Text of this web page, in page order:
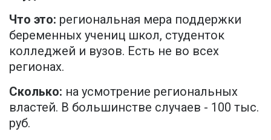
Что это: региональная мера поддержки
беременных учениц школ, студенток
колледжей и вузов. Есть не во всех
регионах.
Сколько: на усмотрение региональных
властей. В большинстве случаев - 100 тыс.
руб.